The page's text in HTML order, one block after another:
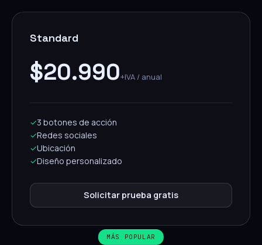
Standard
$20.990+IVA / anual
✓3 botones de acción
✓Redes sociales
✓Ubicación
✓Diseño personalizado
Solicitar prueba gratis
MÁS POPULAR